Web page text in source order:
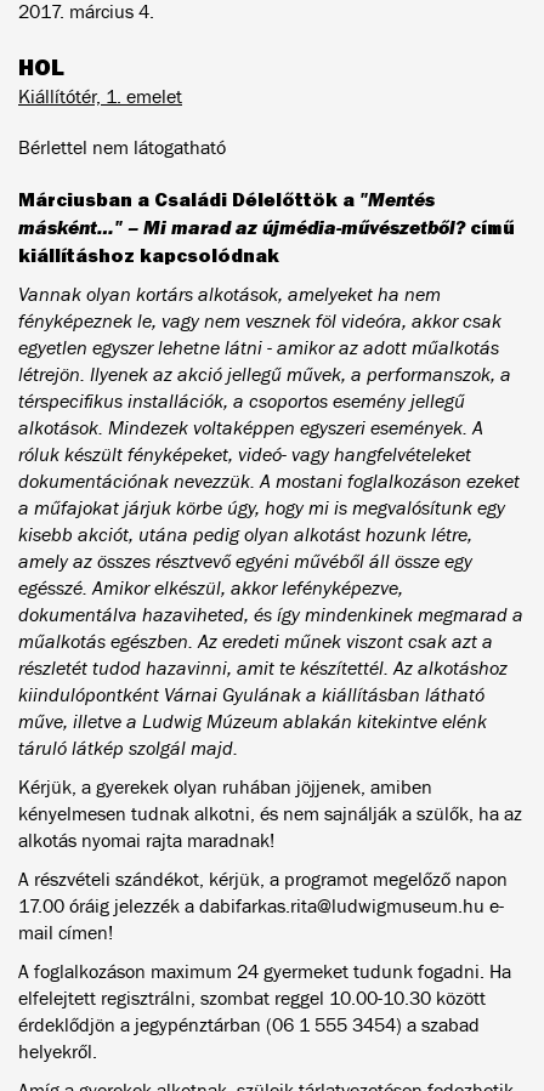
2017. március 4.
HOL
Kiállítótér, 1. emelet
Bérlettel nem látogatható
Márciusban a Családi Délelőttök a "Mentés
másként…" – Mi marad az újmédia-művészetből?című
kiállításhoz kapcsolódnak
Vannak olyan kortárs alkotások, amelyeket ha nem
fényképeznek le, vagy nem vesznek föl videóra, akkor csak
egyetlen egyszer lehetne látni - amikor az adott műalkotás
létrejön. Ilyenek az akció jellegű művek, a performanszok, a
térspecifikus installációk, a csoportos esemény jellegű
alkotások. Mindezek voltaképpen egyszeri események. A
róluk készült fényképeket, videó- vagy hangfelvételeket
dokumentációnak nevezzük. A mostani foglalkozáson ezeket
a műfajokat járjuk körbe úgy, hogy mi is megvalósítunk egy
kisebb akciót, utána pedig olyan alkotást hozunk létre,
amely az összes résztvevő egyéni művéből áll össze egy
egésszé. Amikor elkészül, akkor lefényképezve,
dokumentálva hazaviheted, és így mindenkinek megmarad a
műalkotás egészben. Az eredeti műnek viszont csak azt a
részletét tudod hazavinni, amit te készítettél. Az alkotáshoz
kiindulópontként Várnai Gyulának a kiállításban látható
műve, illetve a Ludwig Múzeum ablakán kitekintve elénk
táruló látkép szolgál majd.
Kérjük, a gyerekek olyan ruhában jöjjenek, amiben
kényelmesen tudnak alkotni, és nem sajnálják a szülők, ha az
alkotás nyomai rajta maradnak!
A részvételi szándékot, kérjük, a programot megelőző napon
17.00 óráig jelezzék a dabifarkas.rita@ludwigmuseum.hu e-
mail címen!
A foglalkozáson maximum 24 gyermeket tudunk fogadni. Ha
elfelejtett regisztrálni, szombat reggel 10.00-10.30 között
érdeklődjön a jegypénztárban (06 1 555 3454) a szabad
helyekről.